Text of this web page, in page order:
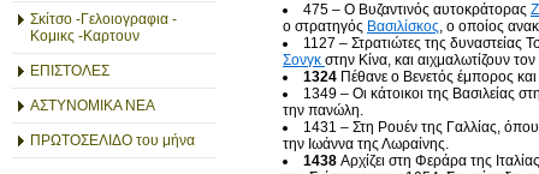
Σκίτσο -Γελοιογραφια -
Κομικς -Καρτουν
ΕΠΙΣΤΟΛΕΣ
ΑΣΤΥΝΟΜΙΚΑ ΝΕΑ
ΠΡΩΤΟΣΕΛΙΔΟ του μήνα
475 – Ο Βυζαντινός αυτοκράτορας
ο στρατηγός Βασιλίσκος, ο οποίος
1127 – Στρατιώτες της δυναστείας
Σονγκ στην Κίνα, και αιχμαλωτίζουν
1324 Πέθανε ο Βενετός έμπορος
1349 – Οι κάτοικοι της Βασιλείας
την πανώλη.
1431 – Στη Ρουέν της Γαλλίας, όπου
την Ιωάννα της Λωραίνης.
1438 Αρχίζει στη Φεράρα της